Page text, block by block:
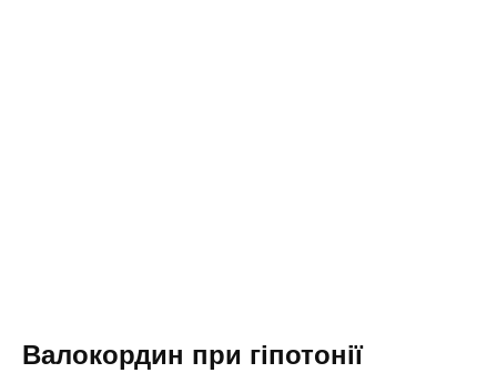
Валокордин при гіпотонії